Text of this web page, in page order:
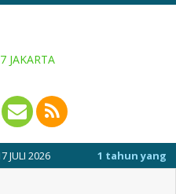
1 tahun yang lalu / Selamat